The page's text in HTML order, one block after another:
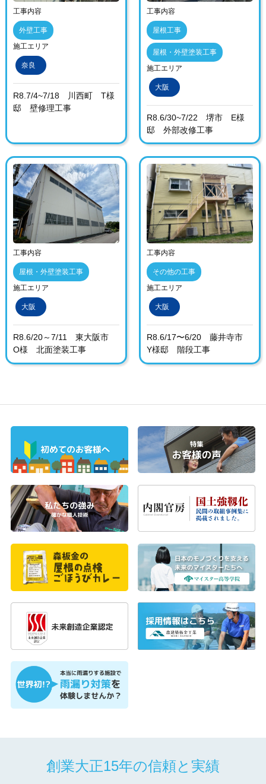
工事内容
外壁工事
施工エリア
奈良
R8.7/4~7/18 川西町 T様
邸 壁修理工事
工事内容
屋根工事
屋根・外壁塗装工事
施工エリア
大阪
R8.6/30~7/22 堺市 E様
邸 外部改修工事
工事内容
屋根・外壁塗装工事
施工エリア
大阪
R8.6/20～7/11 東大阪市
O様 北面塗装工事
工事内容
その他の工事
施工エリア
大阪
R8.6/17〜6/20 藤井寺市
Y様邸 階段工事
創業大正15年の信頼と実績